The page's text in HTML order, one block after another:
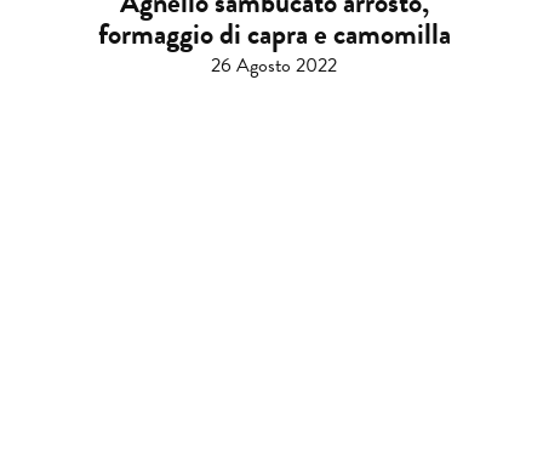
formaggio di capra e camomilla
26 Agosto 2022